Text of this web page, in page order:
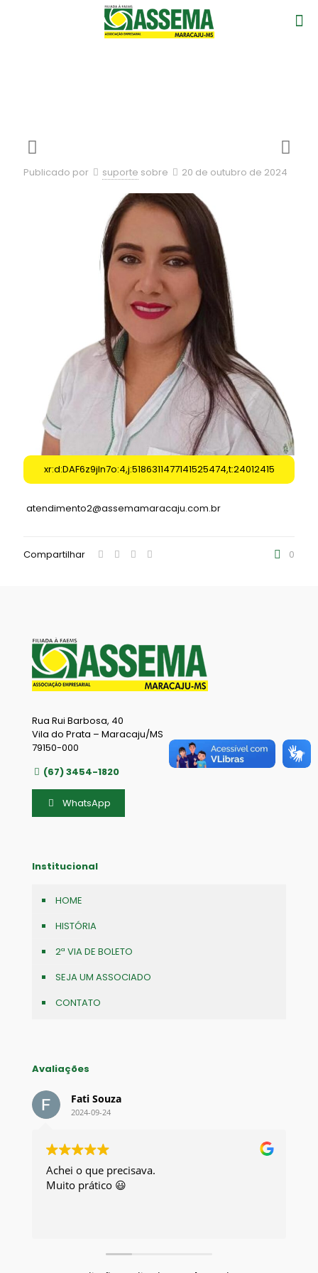
Publicado por suporte sobre 20 de outubro de 2024
xr:d:DAF6z9jIn7o:4,j:5186311477141525474,t:24012415
atendimento2@assemamaracaju.com.br
Compartilhar 0
Rua Rui Barbosa, 40
Vila do Prata – Maracaju/MS
79150-000
(67) 3454-1820
WhatsApp
Institucional
HOME
HISTÓRIA
2ª VIA DE BOLETO
SEJA UM ASSOCIADO
CONTATO
Avaliações
Fati Souza
2024-09-24
Achei o que precisava.
Muito prático 😃